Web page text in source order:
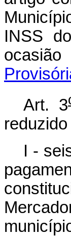
INSS
Art. 3
reduzido
I -